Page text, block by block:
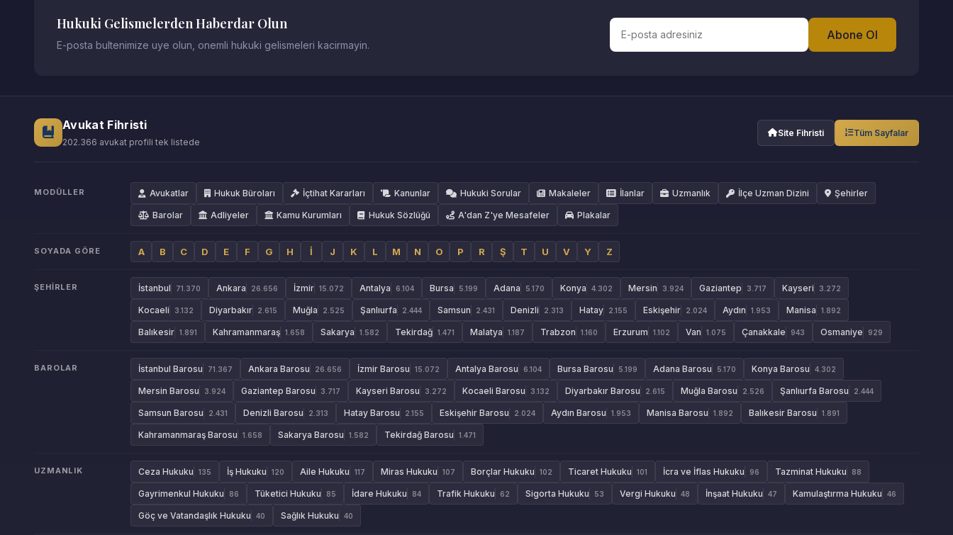
Hukuki Gelismelerden Haberdar Olun
E-posta bultenimize uye olun, onemli hukuki gelismeleri kacirmayin.
Abone Ol
Avukat Fihristi
202.366 avukat profili tek listede
Site Fihristi Tüm Sayfalar
MODÜLLER Avukatlar Hukuk Büroları İçtihat Kararları Kanunlar Hukuki Sorular Makaleler İlanlar Uzmanlık İlçe Uzman Dizini Şehirler
Barolar Adliyeler Kamu Kurumları Hukuk Sözlüğü A'dan Z'ye Mesafeler Plakalar
SOYADA GÖRE A B C D E F G H İ J K L M N O P R Ş T U V Y Z
ŞEHIRLER İstanbul 71.370 Ankara 26.656 İzmir 15.072 Antalya 6.104 Bursa 5.199 Adana 5.170 Konya 4.302 Mersin 3.924 Gaziantep 3.717 Kayseri 3.272
Kocaeli 3.132 Diyarbakır 2.615 Muğla 2.525 Şanlıurfa 2.444 Samsun 2.431 Denizli 2.313 Hatay 2.155 Eskişehir 2.024 Aydın 1.953 Manisa 1.892
Balıkesir 1.891 Kahramanmaraş 1.658 Sakarya 1.582 Tekirdağ 1.471 Malatya 1.187 Trabzon 1.160 Erzurum 1.102 Van 1.075 Çanakkale 943 Osmaniye 929
BAROLAR İstanbul Barosu 71.367 Ankara Barosu 26.656 İzmir Barosu 15.072 Antalya Barosu 6.104 Bursa Barosu 5.199 Adana Barosu 5.170 Konya Barosu 4.302
Mersin Barosu 3.924 Gaziantep Barosu 3.717 Kayseri Barosu 3.272 Kocaeli Barosu 3.132 Diyarbakır Barosu 2.615 Muğla Barosu 2.526 Şanlıurfa Barosu 2.444
Samsun Barosu 2.431 Denizli Barosu 2.313 Hatay Barosu 2.155 Eskişehir Barosu 2.024 Aydın Barosu 1.953 Manisa Barosu 1.892 Balıkesir Barosu 1.891
Kahramanmaraş Barosu 1.658 Sakarya Barosu 1.582 Tekirdağ Barosu 1.471
UZMANLIK Ceza Hukuku 135 İş Hukuku 120 Aile Hukuku 117 Miras Hukuku 107 Borçlar Hukuku 102 Ticaret Hukuku 101 İcra ve İflas Hukuku 96 Tazminat Hukuku 88
Gayrimenkul Hukuku 86 Tüketici Hukuku 85 İdare Hukuku 84 Trafik Hukuku 62 Sigorta Hukuku 53 Vergi Hukuku 48 İnşaat Hukuku 47 Kamulaştırma Hukuku 46
Göç ve Vatandaşlık Hukuku 40 Sağlık Hukuku 40